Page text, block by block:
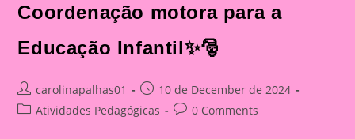
Coordenação motora para a
Educação Infantil✨🎅
Post
author:
carolinapalhas01
Post
published:
10 de December de 2024
PostAtividades Pedagógicas
Post0 Comments